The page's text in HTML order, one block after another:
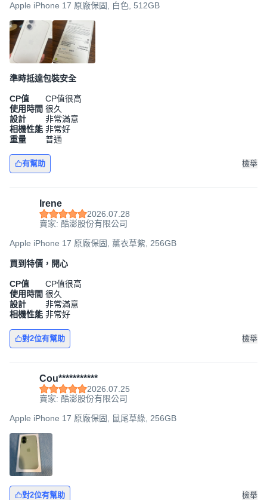
Apple iPhone 17 原廠保固, 白色, 512GB
準時抵達包裝安全
CP值
CP值很高
使用時間 很久
設計
非常滿意
相機性能 非常好
重量
普通
有幫助 檢舉
Irene
2026.07.28
賣家: 酷澎股份有限公司
Apple iPhone 17 原廠保固, 薰衣草紫, 256GB
買到特價，開心
CP值
CP值很高
使用時間 很久
設計
非常滿意
相機性能 非常好
對2位有幫助 檢舉
Cou***********
2026.07.25
賣家: 酷澎股份有限公司
Apple iPhone 17 原廠保固, 鼠尾草綠, 256GB
對2位有幫助 檢舉